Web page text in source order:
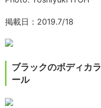
掲載日：2019.7/18
ブラックのボディカ
ール